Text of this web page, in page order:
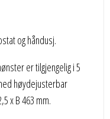
og håndusj.
er tilgjengelig i 5
høydejusterbar
x B 463 mm.